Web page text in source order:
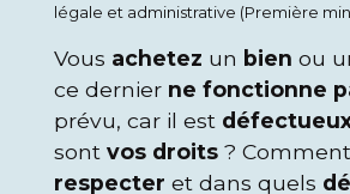
légale et administrative (Première
Vous achetez un bien ou
ce dernier ne fonctionne
prévu, car il est
sont vos droits ?
respecter et dans quels